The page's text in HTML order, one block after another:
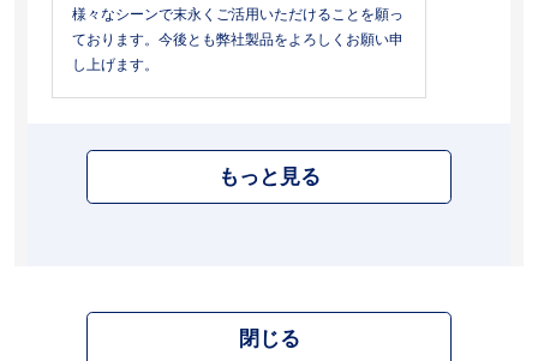
様々なシーンで末永くご活用いただけることを願っ
ております。今後とも弊社製品をよろしくお願い申
し上げます。
もっと見る
閉じる